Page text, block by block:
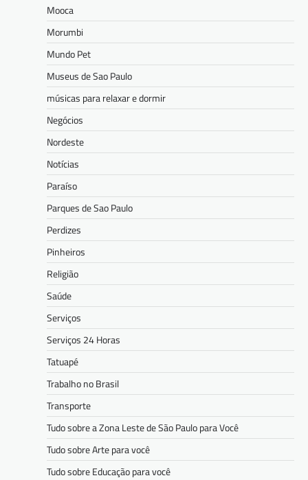
Mooca
Morumbi
Mundo Pet
Museus de Sao Paulo
músicas para relaxar e dormir
Negócios
Nordeste
Notícias
Paraíso
Parques de Sao Paulo
Perdizes
Pinheiros
Religião
Saúde
Serviços
Serviços 24 Horas
Tatuapé
Trabalho no Brasil
Transporte
Tudo sobre a Zona Leste de São Paulo para Você
Tudo sobre Arte para você
Tudo sobre Educação para você